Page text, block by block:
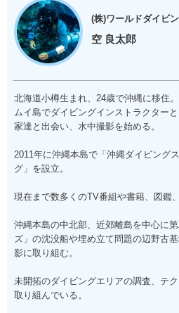
(株)ワールドダイビ
空 良太郎
北海道小樽生まれ、24歳で沖縄に移住
ムイ島でダイビングインストラクター
家達と出会い、水中撮影を始める。
2011年に沖縄本島で「沖縄ダイビング
グ」を設立。
現在まで数多くのTV番組や書籍、図鑑
沖縄本島の中北部、近郊離島を中心に
ズ」の沈没船や埋め立て問題の辺野古
影に取り組む。
未開拓のダイビングエリアの調査、テ
取り組んでいる。